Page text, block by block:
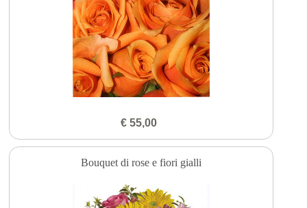
€ 55,00
Bouquet di rose e fiori gialli